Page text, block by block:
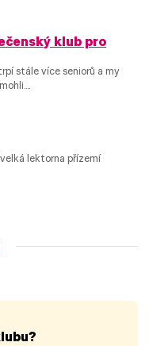
klub pro
stále více seniorů a my
velká lektorna přízemí